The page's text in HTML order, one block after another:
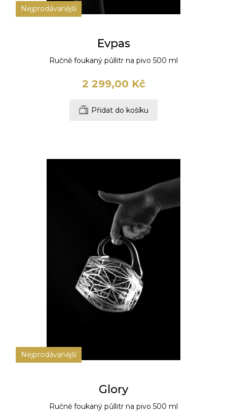
Nejprodávanější
Evpas
Ručně foukaný půllitr na pivo 500 ml
2 299,00 Kč
Přidat do košíku
Nejprodávanější
Glory
Ručně foukaný půllitr na pivo 500 ml